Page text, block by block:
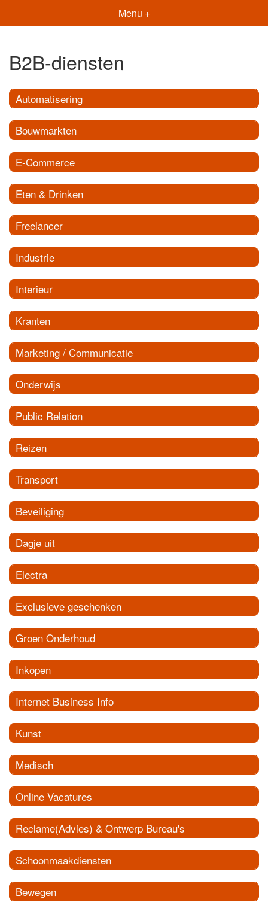
Menu +
B2B-diensten
Automatisering
Bouwmarkten
E-Commerce
Eten & Drinken
Freelancer
Industrie
Interieur
Kranten
Marketing / Communicatie
Onderwijs
Public Relation
Reizen
Transport
Beveiliging
Dagje uit
Electra
Exclusieve geschenken
Groen Onderhoud
Inkopen
Internet Business Info
Kunst
Medisch
Online Vacatures
Reclame(Advies) & Ontwerp Bureau's
Schoonmaakdiensten
Bewegen